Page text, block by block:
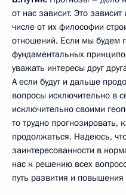
от нас зависит. Это
числе от их философии
отношений. Если мы будем
фундаментальных
уважать интересы друг
А если будут и дальше
вопросы исключительно в
исключительно своими
то трудно прогнозировать,
продолжаться. Надеюсь,
заинтересованности в
нас к решению всех
путь развития и